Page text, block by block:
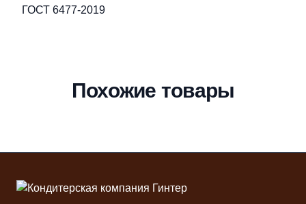
ГОСТ 6477-2019
Похожие товары